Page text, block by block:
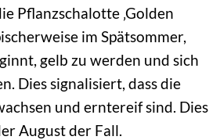
Pflanzschalotte ‚Golden
im Spätsommer,
gelb zu werden und sich
Dies signalisiert, dass die
und erntereif sind. Dies
August der Fall.